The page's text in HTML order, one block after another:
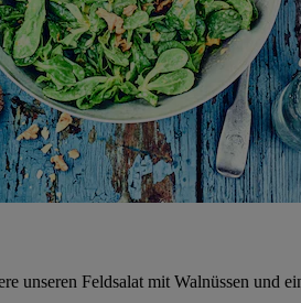
unseren Feldsalat mit Walnüssen und